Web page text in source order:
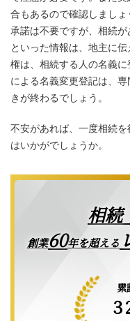
合もあるので確認しましょ
承諾は不要ですが、相続
といった情報は、地主に
権は、相続する人の名義
による名義変更登記は、
きが終わるでしょう。
不安があれば、一度相続
はいかがでしょうか。
相続
創業60年を超える
累